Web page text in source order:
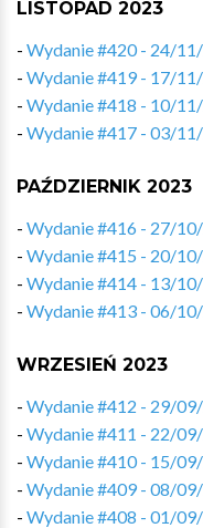
LISTOPAD 2023
- Wydanie #420 - 24/
- Wydanie #419 - 17/
- Wydanie #418 - 10/
- Wydanie #417 - 03/
PAŹDZIERNIK 2023
- Wydanie #416 - 27/
- Wydanie #415 - 20/
- Wydanie #414 - 13/
- Wydanie #413 - 06/
WRZESIEŃ 2023
- Wydanie #412 - 29/
- Wydanie #411 - 22/
- Wydanie #410 - 15/
- Wydanie #409 - 08/
- Wydanie #408 - 01/